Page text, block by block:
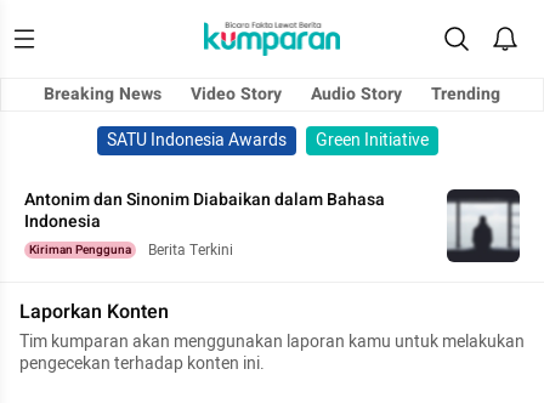
Breaking News Video Story Audio Story
Trending
SATU Indonesia Awards
Green Initiative
Antonim dan Sinonim Diabaikan dalam Bahasa
Indonesia
Kiriman Pengguna Berita Terkini
Laporkan Konten
Tim kumparan akan menggunakan laporan kamu untuk melakukan
pengecekan terhadap konten ini.